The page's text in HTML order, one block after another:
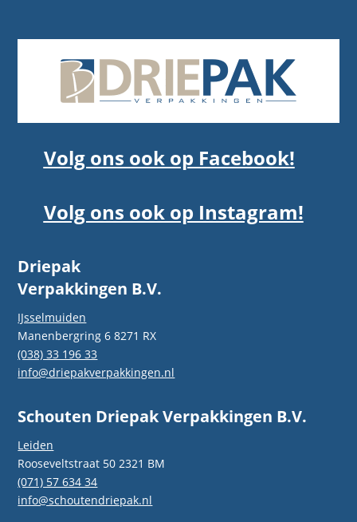
Volg ons ook op Facebook!
Volg ons ook op Instagram!
Driepak
Verpakkingen B.V.
IJsselmuiden
Manenbergring 6 8271 RX
(038) 33 196 33
info@driepakverpakkingen.nl
Schouten Driepak Verpakkingen B.V.
Leiden
Rooseveltstraat 50 2321 BM
(071) 57 634 34
info@schoutendriepak.nl